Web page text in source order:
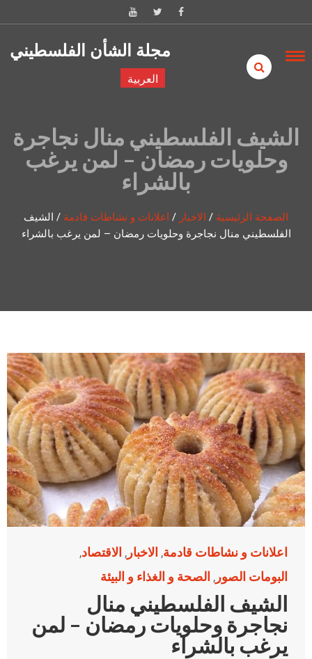
مجلة الشأن الفلسطيني
العربية
الشيف الفلسطيني منال نجاجرة
وحلويات رمضان – لمن يرغب
بالشراء
الصفحة الرئيسية / الاخبار / اعلانات و نشاطات قادمة / الشيف
الفلسطيني منال نجاجرة وحلويات رمضان – لمن يرغب بالشراء
اعلانات و نشاطات قادمة, الاخبار , الاقتصاد,
البومات الصور , الصحة و الغذاء و البيئة
الشيف الفلسطيني منال
نجاجرة وحلويات رمضان – لمن
يرغب بالشراء